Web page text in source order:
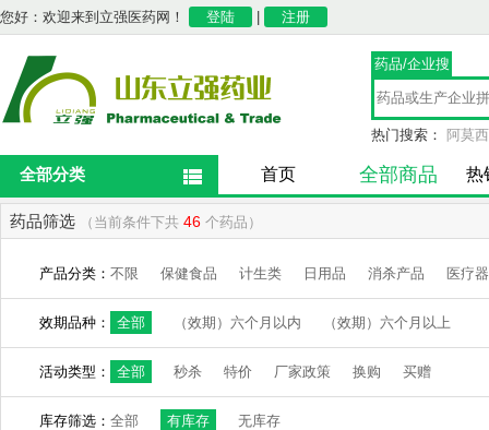
您好：欢迎来到立强医药网！ 登陆 注册
药品/企业搜
索
热门搜索： 阿莫
全部分类 首页 全部商品 热
药品筛选 （当前条件下共 46 个药品）
产品分类： 不限 保健食品 计生类 日用品 消杀产品 医疗
效期品种： 全部 （效期）六个月以内 （效期）六个月以上
活动类型： 全部 秒杀 特价 厂家政策 换购 买赠
库存筛选： 全部 有库存 无库存